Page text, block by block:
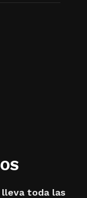
toda las